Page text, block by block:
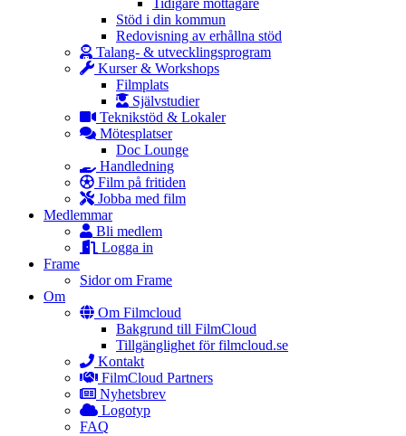
Tidigare mottagare
Stöd i din kommun
Redovisning av erhållna stöd
Talang- & utvecklingsprogram
Kurser & Workshops
Filmplats
Självstudier
Teknikstöd & Lokaler
Mötesplatser
Doc Lounge
Handledning
Film på fritiden
Jobba med film
Medlemmar
Bli medlem
Logga in
Frame
Sidor om Frame
Om
Om Filmcloud
Bakgrund till FilmCloud
Tillgänglighet för filmcloud.se
Kontakt
FilmCloud Partners
Nyhetsbrev
Logotyp
FAQ